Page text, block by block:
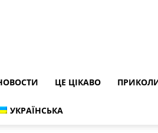
ЦЕ ЦІКАВО
УКРАЇНСЬКА